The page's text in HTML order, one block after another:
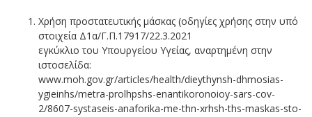
Χρήση προστατευτικής μάσκας (οδηγίες χρήσης στην υπό
στοιχεία Δ1α/Γ.Π.17917/22.3.2021
εγκύκλιο του Υπουργείου Υγείας, αναρτημένη στην
ιστοσελίδα:
www.moh.gov.gr/articles/health/dieythynsh-dhmosias-
ygieinhs/metra-prolhpshs-enantikoronoioy-sars-cov-
2/8607-systaseis-anaforika-me-thn-xrhsh-ths-maskas-sto-